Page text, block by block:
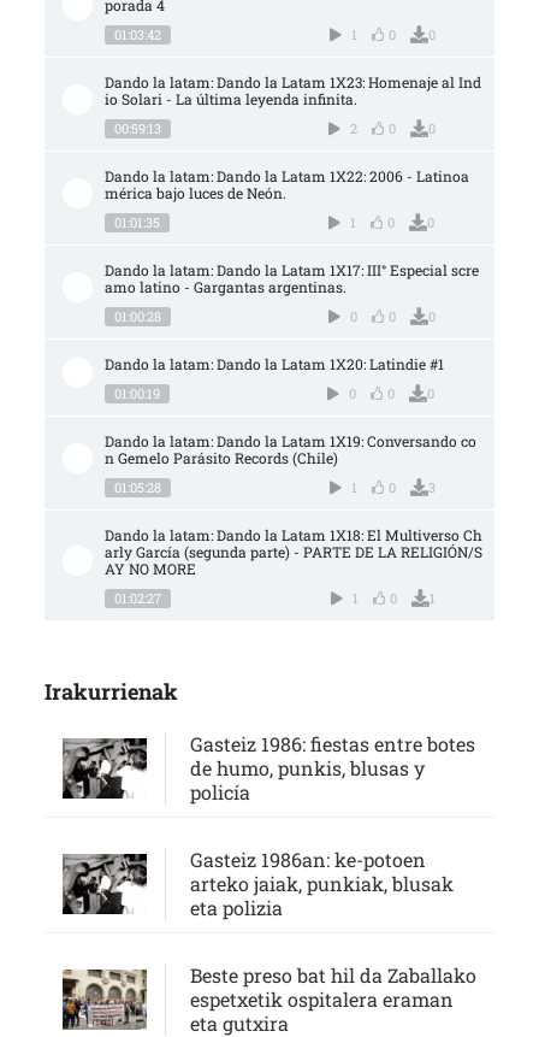
porada 4
01:03:42 1 0 0
Dando la latam: Dando la Latam 1X23: Homenaje al Ind
io Solari - La última leyenda infinita.
00:59:13 2 0 0
Dando la latam: Dando la Latam 1X22: 2006 - Latinoa
mérica bajo luces de Neón.
01:01:35 1 0 0
Dando la latam: Dando la Latam 1X17: III° Especial scre
amo latino - Gargantas argentinas.
01:00:28 0 0 0
Dando la latam: Dando la Latam 1X20: Latindie #1
01:00:19 0 0 0
Dando la latam: Dando la Latam 1X19: Conversando co
n Gemelo Parásito Records (Chile)
01:05:28 1 0 3
Dando la latam: Dando la Latam 1X18: El Multiverso Ch
arly García (segunda parte) - PARTE DE LA RELIGIÓN/S
AY NO MORE
01:02:27 1 0 1
Irakurrienak
Gasteiz 1986: fiestas entre botes
de humo, punkis, blusas y
policía
Gasteiz 1986an: ke-potoen
arteko jaiak, punkiak, blusak
eta polizia
Beste preso bat hil da Zaballako
espetxetik ospitalera eraman
eta gutxira